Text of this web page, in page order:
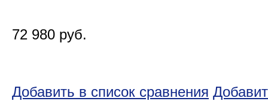
72 980 руб.
Добавить в список сравнения